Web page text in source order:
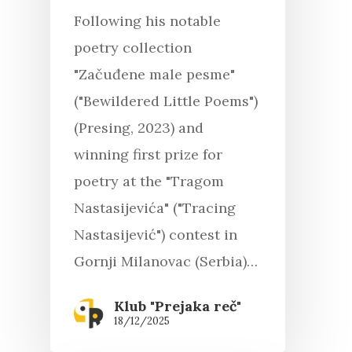
Following his notable
poetry collection
"Začuđene male pesme"
("Bewildered Little Poems")
(Presing, 2023) and
winning first prize for
poetry at the "Tragom
Nastasijevića" ("Tracing
Nastasijević") contest in
Gornji Milanovac (Serbia)…
Klub "Prejaka reč"
18/12/2025